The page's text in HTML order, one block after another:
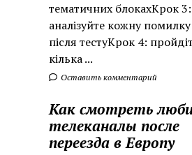
тематичних блокахКрок 3:
аналізуйте кожну
після тестуКрок 4:
кілька ...
Оставить комментарий
Как смотреть
телеканалы после
переезда в Европу